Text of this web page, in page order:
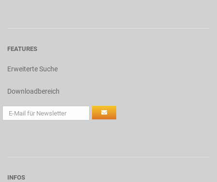
FEATURES
Erweiterte Suche
Downloadbereich
INFOS